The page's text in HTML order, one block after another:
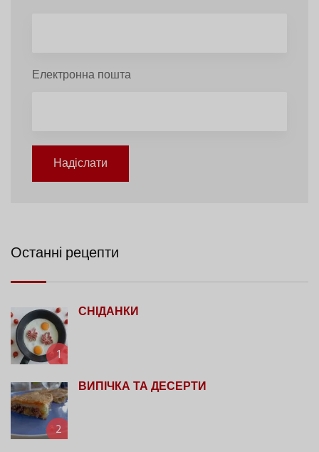
Електронна пошта
Надіслати
Останні рецепти
1
СНІДАНКИ
2
ВИПІЧКА ТА ДЕСЕРТИ